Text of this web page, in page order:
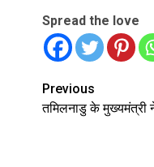
Spread the love
Continue
Reading
Previous
तमिलनाडु के मुख्यमंत्री